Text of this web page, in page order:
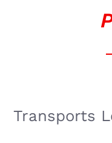
Transports